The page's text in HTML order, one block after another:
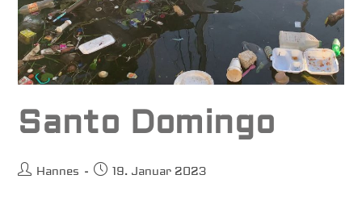
Santo Domingo
Beitrags-
Hannes
Beitrag
19. Januar 2023